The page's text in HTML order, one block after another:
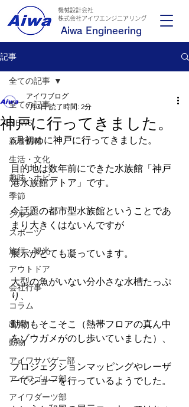
Aiwa Engineering
機械設計会社
​株式会社アイワエンジニアリング
記事
全ての記事
NEWS
新着情報
生活・文化
趣味・ホビー
季節
グルメ
スポーツ
旅行・観光
アウトドア
会社行事
コラム
出張
動物
アイワサバゲー部
アイワゴルフ部
アイワダーツ部
全ての記事
神戸に行ってきました。
アイワブログ
7月3日 読了時間: 2分
6月初めに神戸に行ってきました。
目的地は数年前にできた水族館「神戸
港水族館アトア」です。
今話題の都市型水族館ということであ
まり大きくはないんですが
展示がとても凝っています。
大型の魚がいない分小さな水槽たっぷ
り、
動物もそこそこ（熱帯フロアの真ん中
をゾウガメがのし歩いていました）、
プロジェクションマッピングやレーザ
ーでショーを行っているようでした。